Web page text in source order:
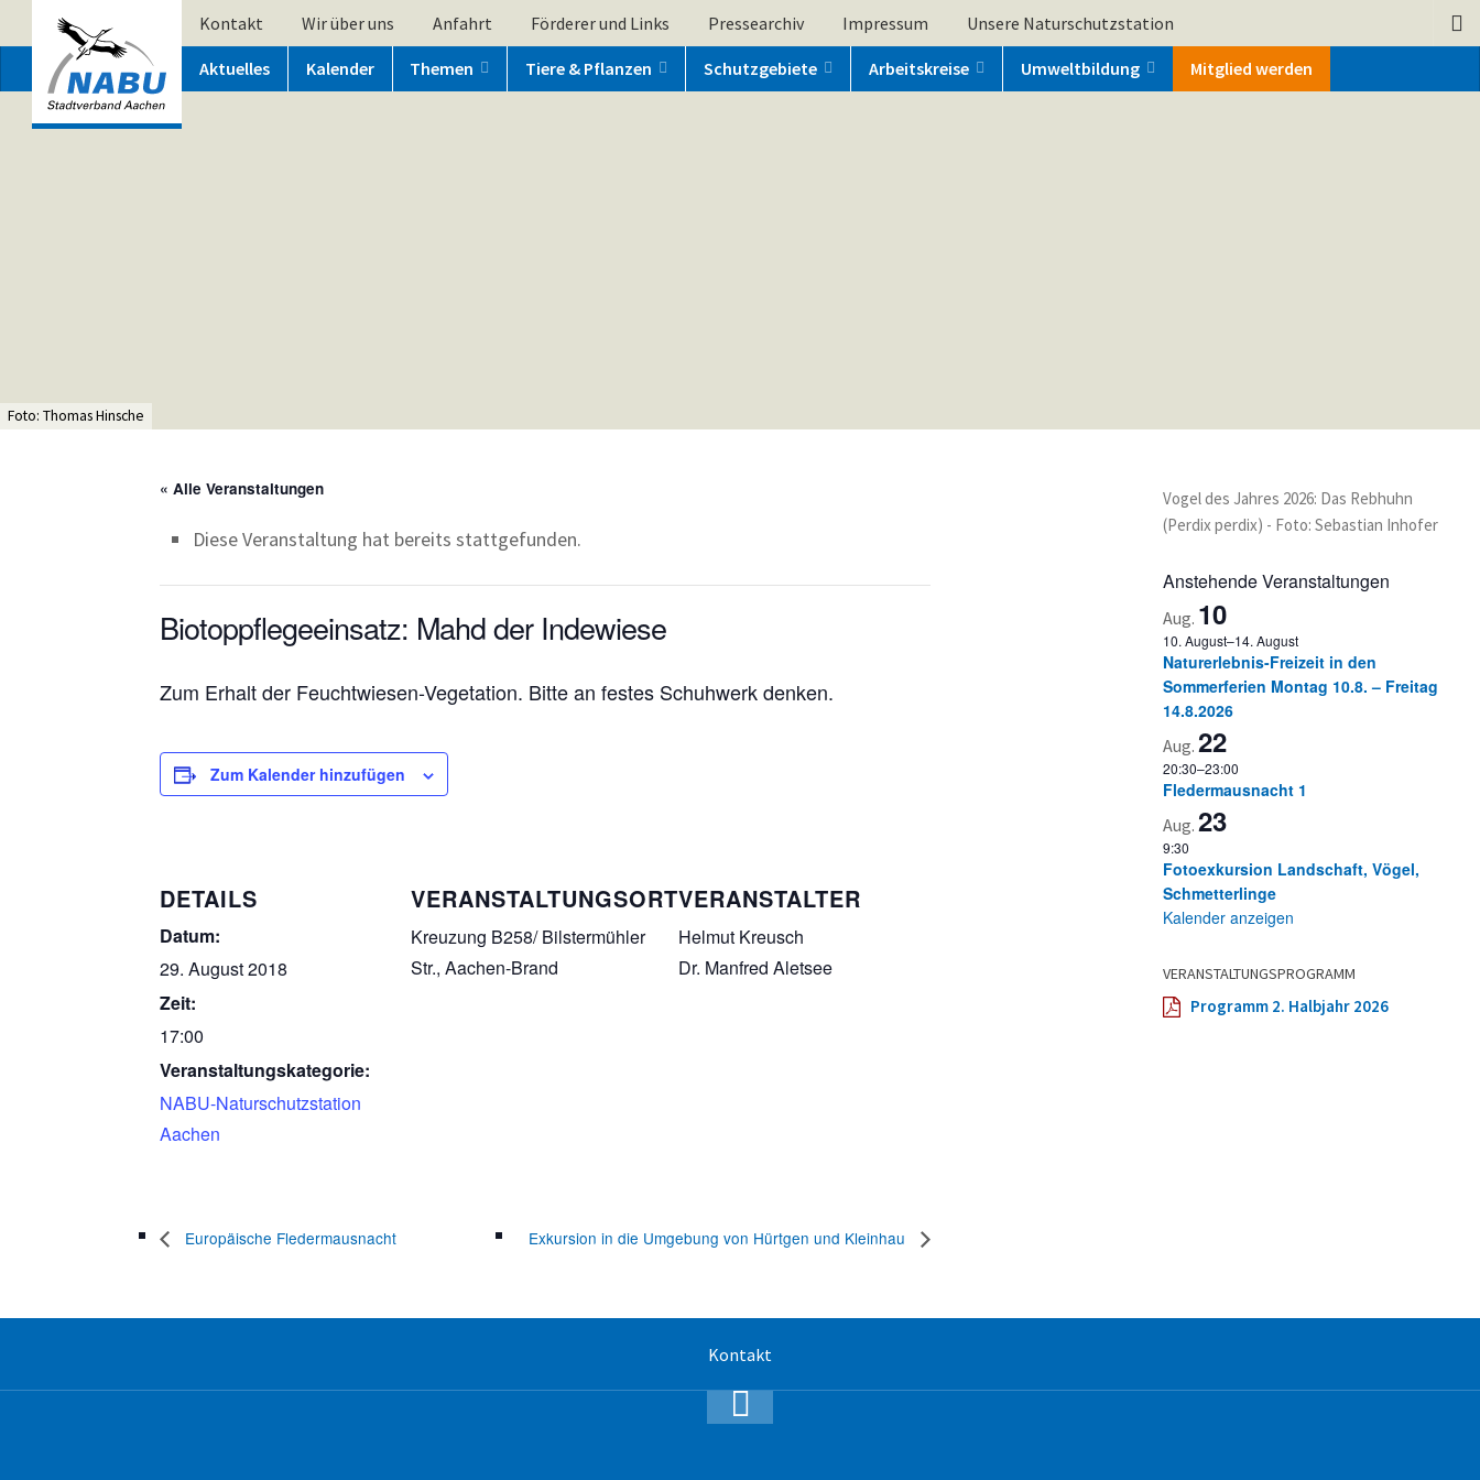
Kontakt Wir über uns Anfahrt Förderer und Links Pressearchiv Impressum Unsere Naturschutzstation
Aktuelles Kalender Themen Tiere & Pflanzen Schutzgebiete Arbeitskreise Umweltbildung Mitglied werden
Foto: Thomas Hinsche
« Alle Veranstaltungen
Diese Veranstaltung hat bereits stattgefunden.
Biotoppflegeeinsatz: Mahd der Indewiese
Zum Erhalt der Feuchtwiesen-Vegetation. Bitte an festes Schuhwerk denken.
Zum Kalender hinzufügen
DETAILS
Datum:
29. August 2018
Zeit:
17:00
Veranstaltungskategorie:
NABU-Naturschutzstation
Aachen
VERANSTALTUNGSORT
Kreuzung B258/ Bilstermühler
Str., Aachen-Brand
VERANSTALTER
Helmut Kreusch
Dr. Manfred Aletsee
Europäische Fledermausnacht Exkursion in die Umgebung von Hürtgen und Kleinhau
Vogel des Jahres 2026: Das Rebhuhn
(Perdix perdix) - Foto: Sebastian Inhofer
Anstehende Veranstaltungen
Aug. 10
10. August–14. August
Naturerlebnis-Freizeit in den
Sommerferien Montag 10.8. – Freitag
14.8.2026
Aug. 22
20:30–23:00
Fledermausnacht 1
Aug. 23
9:30
Fotoexkursion Landschaft, Vögel,
Schmetterlinge
Kalender anzeigen
VERANSTALTUNGSPROGRAMM
Programm 2. Halbjahr 2026
Kontakt